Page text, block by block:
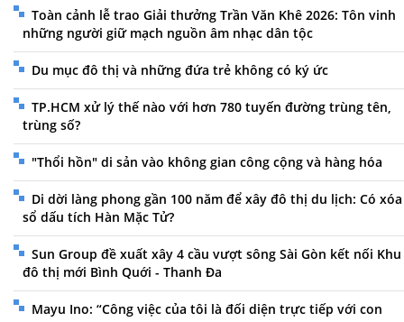
Toàn cảnh lễ trao Giải thưởng Trần Văn Khê 2026: Tôn vinh
những người giữ mạch nguồn âm nhạc dân tộc
Du mục đô thị và những đứa trẻ không có ký ức
TP.HCM xử lý thế nào với hơn 780 tuyến đường trùng tên,
trùng số?
"Thổi hồn" di sản vào không gian công cộng và hàng hóa
Di dời làng phong gần 100 năm để xây đô thị du lịch: Có xóa
sổ dấu tích Hàn Mặc Tử?
Sun Group đề xuất xây 4 cầu vượt sông Sài Gòn kết nối Khu
đô thị mới Bình Quới - Thanh Đa
Mayu Ino: “Công việc của tôi là đối diện trực tiếp với con